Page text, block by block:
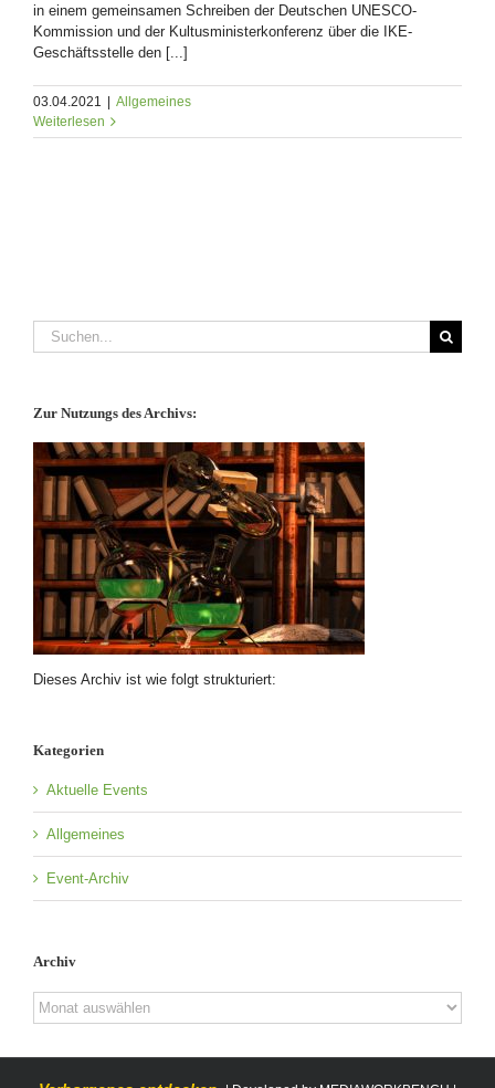
in einem gemeinsamen Schreiben der Deutschen UNESCO-
Kommission und der Kultusministerkonferenz über die IKE-
Geschäftsstelle den [...]
03.04.2021 | Allgemeines
Weiterlesen
Suche
nach:
Zur Nutzungs des Archivs:
Dieses Archiv ist wie folgt strukturiert:
Kategorien
Aktuelle Events
Allgemeines
Event-Archiv
Archiv
Archiv